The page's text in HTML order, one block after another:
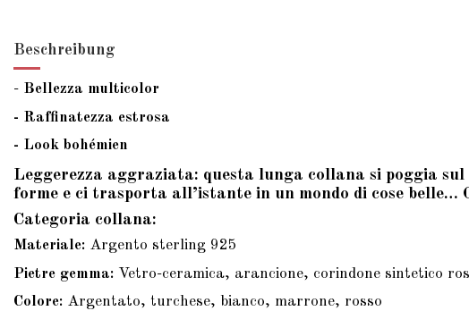
Beschreibung
- Bellezza multicolor
- Raffinatezza estrosa
- Look bohémien
Leggerezza aggraziata: questa lunga collana si poggia
forme e ci trasporta all’istante in un mondo di cose belle…
Categoria collana:
Materiale: Argento sterling 925
Pietre gemma: Vetro-ceramica, arancione, corindone sintetico
Colore: Argentato, turchese, bianco, marrone, rosso